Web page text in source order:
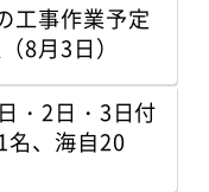
工事作業予定
8月3日）
・2日・3日付
名、海自20